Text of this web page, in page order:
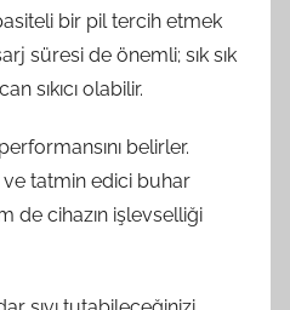
bir pil tercih etmek
süresi de önemli; sık sık
sıkıcı olabilir.
belirler.
tatmin edici buhar
de cihazın işlevselliği